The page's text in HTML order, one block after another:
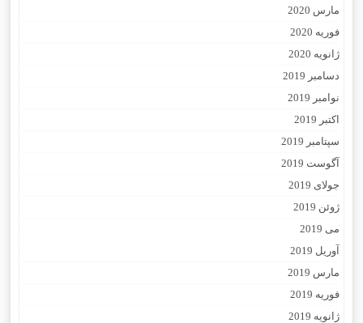
مارس 2020
فوریه 2020
ژانویه 2020
دسامبر 2019
نوامبر 2019
اکتبر 2019
سپتامبر 2019
آگوست 2019
جولای 2019
ژوئن 2019
می 2019
آوریل 2019
مارس 2019
فوریه 2019
ژانویه 2019